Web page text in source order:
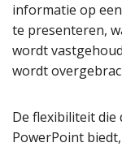
informatie op
te presenteren,
wordt
wordt
De flexibiliteit die
PowerPoint